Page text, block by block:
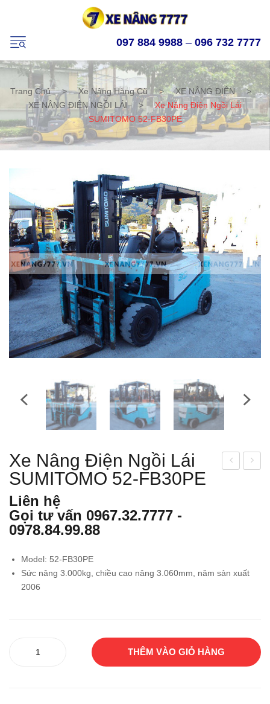
097 884 9988 – 096 732 7777
Trang Chủ > Xe Nâng Hàng Cũ > XE NÂNG ĐIỆN
>
XE NÂNG ĐIỆN NGỒI LÁI
>
Xe Nâng Điện Ngồi Lái
SUMITOMO 52-FB30PE
KO
SU
FB3
0PS
Xe Nâng Điện Ngồi Lái
SUMITOMO 52-FB30PE
Liên hệ
Gọi tư vấn 0967.32.7777 -
0978.84.99.88
Model: 52-FB30PE
Sức nâng 3.000kg, chiều cao nâng 3.060mm, năm sản xuất
2006
THÊM VÀO GIỎ HÀNG